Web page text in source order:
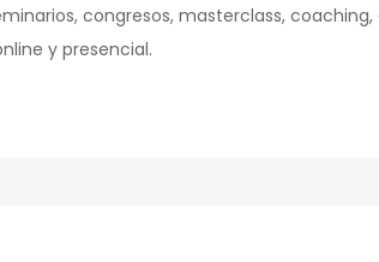
congresos, masterclass,
y presencial.